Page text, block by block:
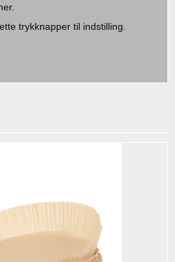
trykknapper til indstilling.